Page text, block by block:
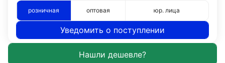
розничная оптовая юр. лица
Уведомить о поступлении